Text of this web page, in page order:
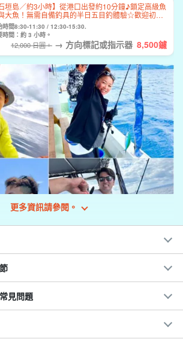
石垣島／約3小時】從港口出發約10分鐘♪鎖定高級魚
大魚！無需自備釣具的半日五目釣體驗☆歡迎初學
家庭參與＜可將漁獲帶回居酒屋烹調＞5歲起即可
！（No.298）
時間8:30-11:30 / 12:30-15:30.
時間：約 3 小時。
12,000 日圓。 → 方向標記或指示器 8,500鑢
らで気軽に釣りを楽しもう♪
Gurukun 船上釣魚體驗課程
的 gurukun 釣魚體驗一定會讓每個人，從小
著笑容。
更多資訊請參閱。
見問題